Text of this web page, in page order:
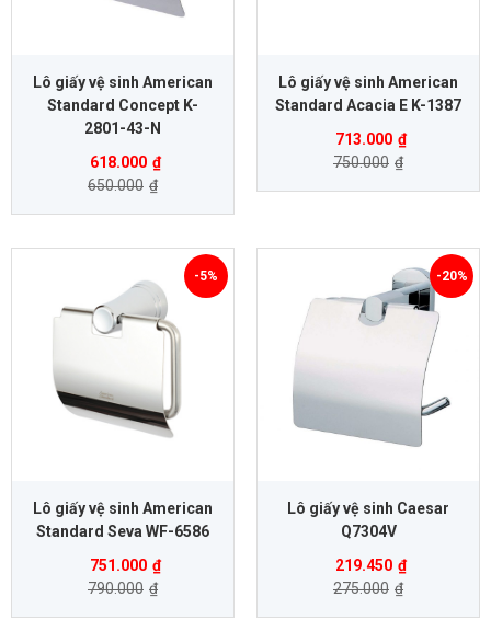
Lô giấy vệ sinh American
Standard Concept K-
2801-43-N
618.000 ₫
650.000 ₫
Lô giấy vệ sinh American
Standard Acacia E K-1387
713.000 ₫
750.000 ₫
Lô giấy vệ sinh American
Standard Seva WF-6586
751.000 ₫
790.000 ₫
-5%
Lô giấy vệ sinh Caesar
Q7304V
219.450 ₫
275.000 ₫
-20%